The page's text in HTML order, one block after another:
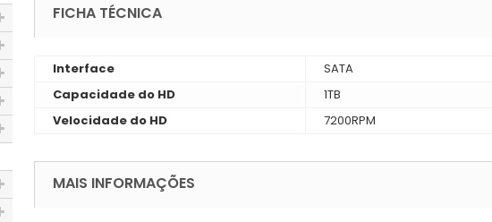
FICHA TÉCNICA
Interface
SATA
Capacidade do HD
1TB
Velocidade do HD
7200RPM
MAIS INFORMAÇÕES